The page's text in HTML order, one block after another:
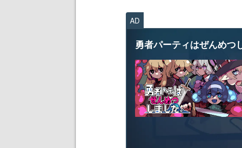
AD
勇者パーティはぜんめつ